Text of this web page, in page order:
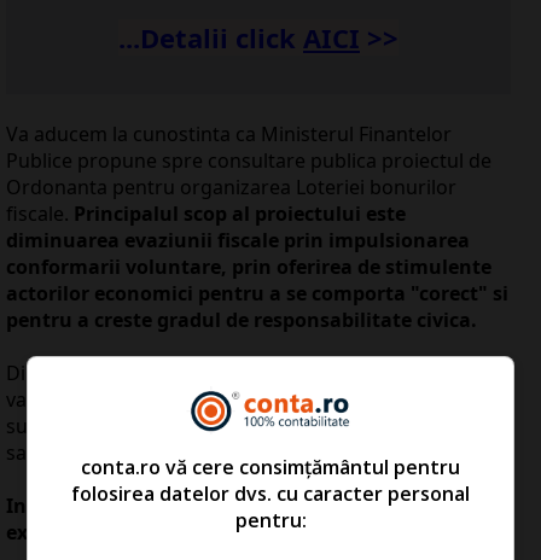
...Detalii click AICI >>
Va aducem la cunostinta ca Ministerul Finantelor
Publice propune spre consultare publica proiectul de
Ordonanta pentru organizarea Loteriei bonurilor
fiscale. Principalul scop al proiectului este
diminuarea evaziunii fiscale prin impulsionarea
conformarii voluntare, prin oferirea de stimulente
actorilor economici pentru a se comporta "corect" si
pentru a creste gradul de responsabilitate civica.
Diminuarea evaziunii fiscale va crea spatiul fiscal care
va permite alocarea de resurse financiare
suplimentare pentru domenii precum invatamantul si
sanatatea.
In cadrul Loteriei bonurilor fiscale se vor efectua
extrageri a doua valori, respectiv:
conta.ro vă cere consimțământul pentru
folosirea datelor dvs. cu caracter personal
pentru: